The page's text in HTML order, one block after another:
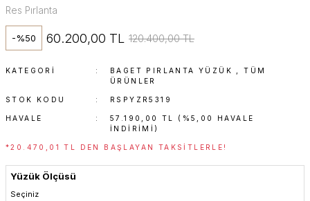
Res Pırlanta
-%50 60.200,00 TL 120.400,00 TL
KATEGORI BAGET PIRLANTA YÜZÜK ,TÜM
ÜRÜNLER
STOK KODU RSPYZR5319
HAVALE
57.190,00 TL (%5,00 HAVALE
INDIRIMI)
*20.470,01 TL DEN BAŞLAYAN TAKSITLERLE!
Yüzük Ölçüsü
Seçiniz